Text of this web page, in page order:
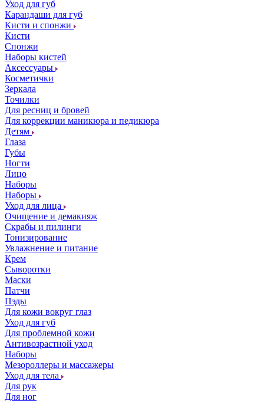
Уход для губ
Карандаши для губ
Кисти и спонжи
Кисти
Спонжи
Наборы кистей
Аксессуары
Косметички
Зеркала
Точилки
Для ресниц и бровей
Для коррекции маникюра и педикюра
Детям
Глаза
Губы
Ногти
Лицо
Наборы
Наборы
Уход для лица
Очищение и демакияж
Скрабы и пилинги
Тонизирование
Увлажнение и питание
Крем
Сыворотки
Маски
Патчи
Пэды
Для кожи вокруг глаз
Уход для губ
Для проблемной кожи
Антивозрастной уход
Наборы
Мезороллеры и массажеры
Уход для тела
Для рук
Для ног